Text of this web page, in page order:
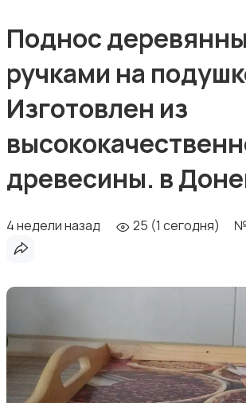
Поднос
ручками на
Изготовлен из
древесины. в
4 недели назад 25 (1 сегодня)